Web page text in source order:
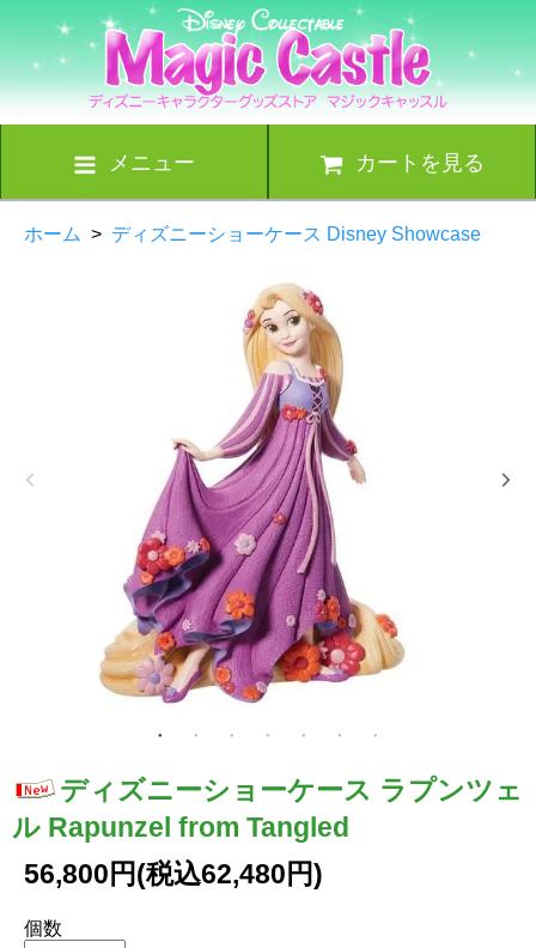
メニュー カートを見る
ホーム > ディズニーショーケース Disney Showcase
ディズニーショーケース ラプンツェ
ル Rapunzel from Tangled
56,800円(税込62,480円)
個数